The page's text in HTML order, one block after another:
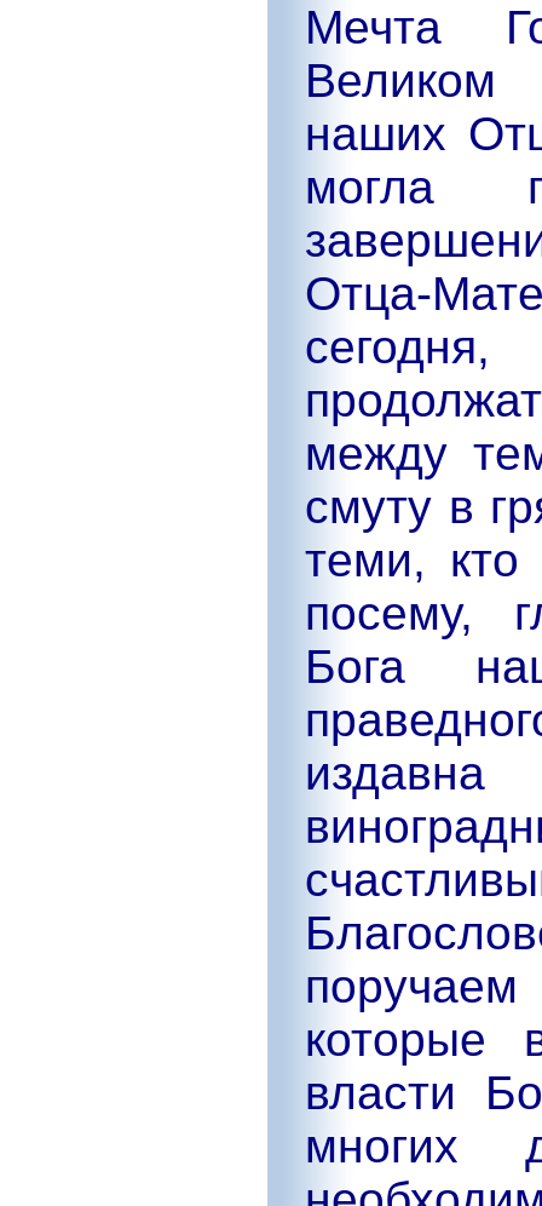
Мечта
наших
могла
Отца-
между
смуту в
теми, кто
посему,
Бога
которые
власти
многих